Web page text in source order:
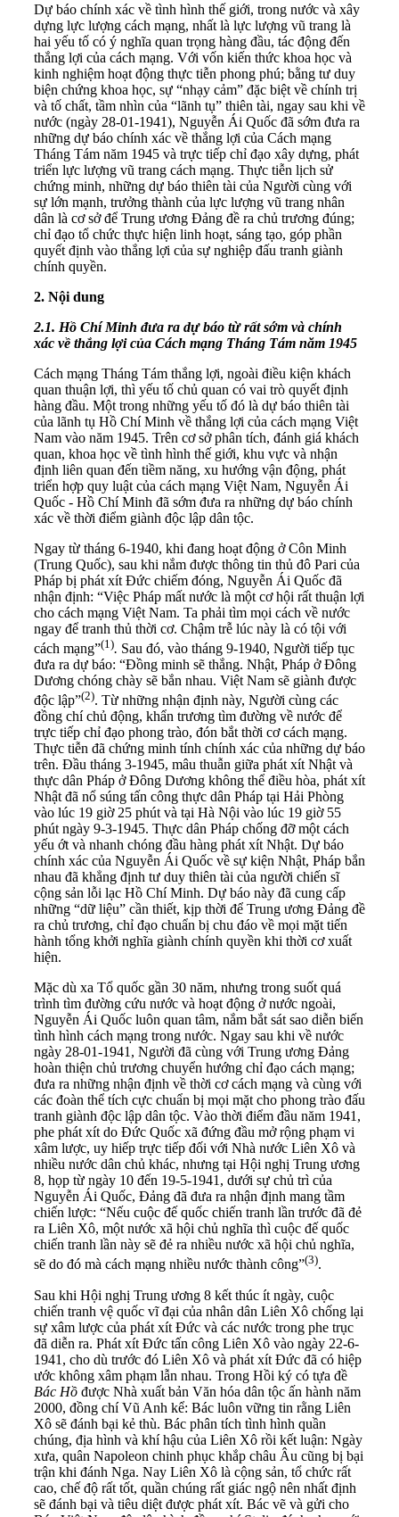
Dự báo chính xác về tình hình thế giới, trong nước và xây
dựng lực lượng cách mạng, nhất là lực lượng vũ trang là
hai yếu tố có ý nghĩa quan trọng hàng đầu, tác động đến
thắng lợi của cách mạng. Với vốn kiến thức khoa học và
kinh nghiệm hoạt động thực tiễn phong phú; bằng tư duy
biện chứng khoa học, sự “nhạy cảm” đặc biệt về chính trị
và tố chất, tầm nhìn của “lãnh tụ” thiên tài, ngay sau khi về
nước (ngày 28-01-1941), Nguyễn Ái Quốc đã sớm đưa ra
những dự báo chính xác về thắng lợi của Cách mạng
Tháng Tám năm 1945 và trực tiếp chỉ đạo xây dựng, phát
triển lực lượng vũ trang cách mạng. Thực tiễn lịch sử
chứng minh, những dự báo thiên tài của Người cùng với
sự lớn mạnh, trưởng thành của lực lượng vũ trang nhân
dân là cơ sở để Trung ương Đảng đề ra chủ trương đúng;
chỉ đạo tổ chức thực hiện linh hoạt, sáng tạo, góp phần
quyết định vào thắng lợi của sự nghiệp đấu tranh giành
chính quyền.
2. Nội dung
2.1. Hồ Chí Minh đưa ra dự báo từ rất sớm và chính
xác về thắng lợi của Cách mạng Tháng Tám năm 1945
Cách mạng Tháng Tám thắng lợi, ngoài điều kiện khách
quan thuận lợi, thì yếu tố chủ quan có vai trò quyết định
hàng đầu. Một trong những yếu tố đó là dự báo thiên tài
của lãnh tụ Hồ Chí Minh về thắng lợi của cách mạng Việt
Nam vào năm 1945. Trên cơ sở phân tích, đánh giá khách
quan, khoa học về tình hình thế giới, khu vực và nhận
định liên quan đến tiềm năng, xu hướng vận động, phát
triển hợp quy luật của cách mạng Việt Nam, Nguyễn Ái
Quốc - Hồ Chí Minh đã sớm đưa ra những dự báo chính
xác về thời điểm giành độc lập dân tộc.
Ngay từ tháng 6-1940, khi đang hoạt động ở Côn Minh
(Trung Quốc), sau khi nắm được thông tin thủ đô Pari của
Pháp bị phát xít Đức chiếm đóng, Nguyễn Ái Quốc đã
nhận định: “Việc Pháp mất nước là một cơ hội rất thuận lợi
cho cách mạng Việt Nam. Ta phải tìm mọi cách về nước
ngay để tranh thủ thời cơ. Chậm trễ lúc này là có tội với
cách mạng”(1). Sau đó, vào tháng 9-1940, Người tiếp tục
đưa ra dự báo: “Đồng minh sẽ thắng. Nhật, Pháp ở Đông
Dương chóng chày sẽ bắn nhau. Việt Nam sẽ giành được
độc lập”(2). Từ những nhận định này, Người cùng các
đồng chí chủ động, khẩn trương tìm đường về nước để
trực tiếp chỉ đạo phong trào, đón bắt thời cơ cách mạng.
Thực tiễn đã chứng minh tính chính xác của những dự báo
trên. Đầu tháng 3-1945, mâu thuẫn giữa phát xít Nhật và
thực dân Pháp ở Đông Dương không thể điều hòa, phát xít
Nhật đã nổ súng tấn công thực dân Pháp tại Hải Phòng
vào lúc 19 giờ 25 phút và tại Hà Nội vào lúc 19 giờ 55
phút ngày 9-3-1945. Thực dân Pháp chống đỡ một cách
yếu ớt và nhanh chóng đầu hàng phát xít Nhật. Dự báo
chính xác của Nguyễn Ái Quốc về sự kiện Nhật, Pháp bắn
nhau đã khẳng định tư duy thiên tài của người chiến sĩ
cộng sản lỗi lạc Hồ Chí Minh. Dự báo này đã cung cấp
những “dữ liệu” cần thiết, kịp thời để Trung ương Đảng đề
ra chủ trương, chỉ đạo chuẩn bị chu đáo về mọi mặt tiến
hành tổng khởi nghĩa giành chính quyền khi thời cơ xuất
hiện.
Mặc dù xa Tổ quốc gần 30 năm, nhưng trong suốt quá
trình tìm đường cứu nước và hoạt động ở nước ngoài,
Nguyễn Ái Quốc luôn quan tâm, nắm bắt sát sao diễn biến
tình hình cách mạng trong nước. Ngay sau khi về nước
ngày 28-01-1941, Người đã cùng với Trung ương Đảng
hoàn thiện chủ trương chuyển hướng chỉ đạo cách mạng;
đưa ra những nhận định về thời cơ cách mạng và cùng với
các đoàn thể tích cực chuẩn bị mọi mặt cho phong trào đấu
tranh giành độc lập dân tộc. Vào thời điểm đầu năm 1941,
phe phát xít do Đức Quốc xã đứng đầu mở rộng phạm vi
xâm lược, uy hiếp trực tiếp đối với Nhà nước Liên Xô và
nhiều nước dân chủ khác, nhưng tại Hội nghị Trung ương
8, họp từ ngày 10 đến 19-5-1941, dưới sự chủ trì của
Nguyễn Ái Quốc, Đảng đã đưa ra nhận định mang tầm
chiến lược: “Nếu cuộc đế quốc chiến tranh lần trước đã đẻ
ra Liên Xô, một nước xã hội chủ nghĩa thì cuộc đế quốc
chiến tranh lần này sẽ đẻ ra nhiều nước xã hội chủ nghĩa,
sẽ do đó mà cách mạng nhiều nước thành công”(3).
Sau khi Hội nghị Trung ương 8 kết thúc ít ngày, cuộc
chiến tranh vệ quốc vĩ đại của nhân dân Liên Xô chống lại
sự xâm lược của phát xít Đức và các nước trong phe trục
đã diễn ra. Phát xít Đức tấn công Liên Xô vào ngày 22-6-
1941, cho dù trước đó Liên Xô và phát xít Đức đã có hiệp
ước không xâm phạm lẫn nhau. Trong Hồi ký có tựa đề
Bác Hồ được Nhà xuất bản Văn hóa dân tộc ấn hành năm
2000, đồng chí Vũ Anh kể: Bác luôn vững tin rằng Liên
Xô sẽ đánh bại kẻ thù. Bác phân tích tình hình quần
chúng, địa hình và khí hậu của Liên Xô rồi kết luận: Ngày
xưa, quân Napoleon chinh phục khắp châu Âu cũng bị bại
trận khi đánh Nga. Nay Liên Xô là cộng sản, tổ chức rất
cao, chế độ rất tốt, quần chúng rất giác ngộ nên nhất định
sẽ đánh bại và tiêu diệt được phát xít. Bác vẽ và gửi cho